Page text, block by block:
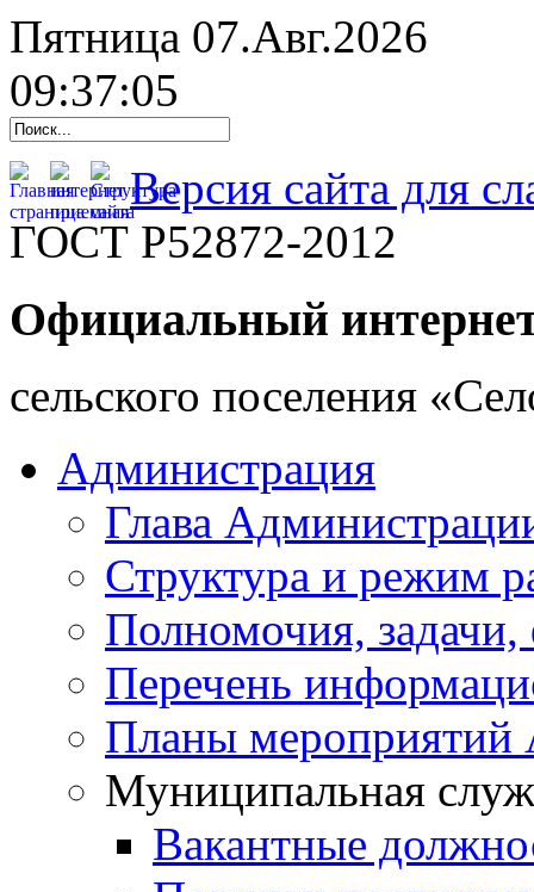
Пятница 07.Авг.2026
09:37:06
Версия сайта для
ГОСТ Р52872-2012
Официальный
cельского поселения
Администрация
Глава
Структура и режим
Полномочия,
Перечень
Планы мероприятий
Муниципальная
Вакантные